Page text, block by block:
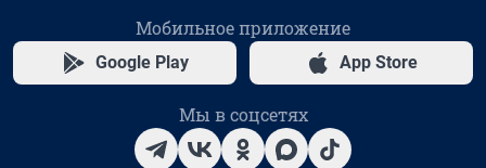
Мобильное приложение
Google Play App Store
Мы в соцсетях